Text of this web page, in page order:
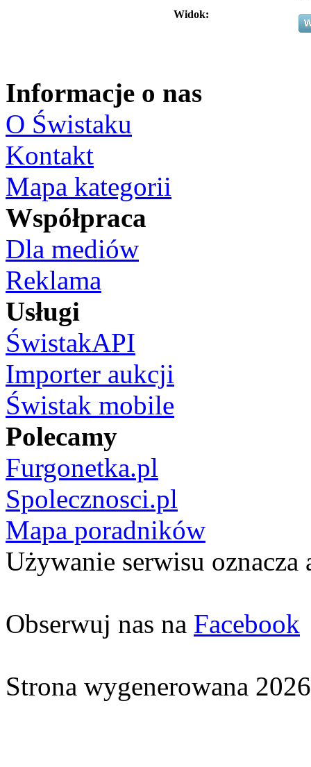
Widok:
Informacje o nas
O Świstaku
Kontakt
Mapa kategorii
Współpraca
Dla mediów
Reklama
Usługi
ŚwistakAPI
Importer aukcji
Świstak mobile
Polecamy
Furgonetka.pl
Spolecznosci.pl
Mapa poradników
Używanie serwisu oznacza
Obserwuj nas na Facebook
Strona wygenerowana